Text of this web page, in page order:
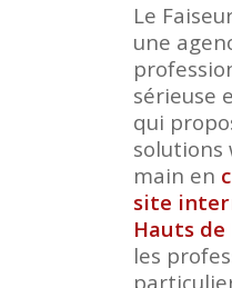
Le
une
sérieuse
qui
solutions
main en
site
Hauts de
les